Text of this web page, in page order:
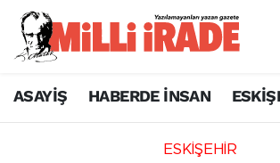
ASAYİŞ HABERDE İNSAN
ESKİŞEHİR